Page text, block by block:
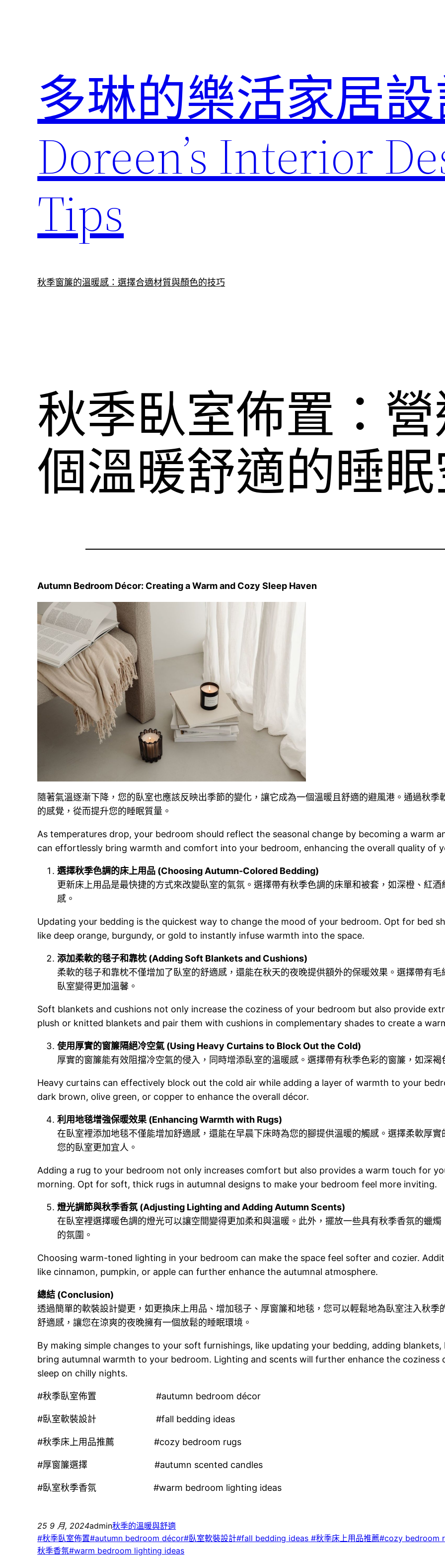
多琳的樂活家居
Doreen’s Interior
Tips
秋季窗簾的溫暖感：選擇合適材質與顏色的技巧
秋季臥室佈置：
個溫暖舒適的睡
Autumn Bedroom Décor: Creating a Warm and Cozy Sleep Haven
隨著氣溫逐漸下降，您的臥室也應該反映出季節的變化，讓它成為一個溫暖且舒適的避風港。通過秋
的感覺，從而提升您的睡眠質量。
As temperatures drop, your bedroom should reflect the seasonal change by becoming a warm
can effortlessly bring warmth and comfort into your bedroom, enhancing the overall quality of
選擇秋季色調的床上用品 (Choosing Autumn-Colored Bedding)
更新床上用品是最快捷的方式來改變臥室的氣氛。選擇帶有秋季色調的床單和被套，如深橙、紅
感。
Updating your bedding is the quickest way to change the mood of your bedroom. Opt for bed
like deep orange, burgundy, or gold to instantly infuse warmth into the space.
添加柔軟的毯子和靠枕 (Adding Soft Blankets and Cushions)
柔軟的毯子和靠枕不僅增加了臥室的舒適感，還能在秋天的夜晚提供額外的保暖效果。選擇帶有
臥室變得更加溫馨。
Soft blankets and cushions not only increase the coziness of your bedroom but also provide
plush or knitted blankets and pair them with cushions in complementary shades to create a
使用厚實的窗簾隔絕冷空氣 (Using Heavy Curtains to Block Out the Cold)
厚實的窗簾能有效阻擋冷空氣的侵入，同時增添臥室的溫暖感。選擇帶有秋季色彩的窗簾，如深
Heavy curtains can effectively block out the cold air while adding a layer of warmth to your
dark brown, olive green, or copper to enhance the overall décor.
利用地毯增強保暖效果 (Enhancing Warmth with Rugs)
在臥室裡添加地毯不僅能增加舒適感，還能在早晨下床時為您的腳提供溫暖的觸感。選擇柔軟厚
您的臥室更加宜人。
Adding a rug to your bedroom not only increases comfort but also provides a warm touch for
morning. Opt for soft, thick rugs in autumnal designs to make your bedroom feel more inviting.
燈光調節與秋季香氛 (Adjusting Lighting and Adding Autumn Scents)
在臥室裡選擇暖色調的燈光可以讓空間變得更加柔和與溫暖。此外，擺放一些具有秋季香氛的蠟
的氛圍。
Choosing warm-toned lighting in your bedroom can make the space feel softer and cozier.
like cinnamon, pumpkin, or apple can further enhance the autumnal atmosphere.
總結 (Conclusion)
透過簡單的軟裝設計變更，如更換床上用品、增加毯子、厚窗簾和地毯，您可以輕鬆地為臥室注入秋
舒適感，讓您在涼爽的夜晚擁有一個放鬆的睡眠環境。
By making simple changes to your soft furnishings, like updating your bedding, adding
bring autumnal warmth to your bedroom. Lighting and scents will further enhance the coziness
sleep on chilly nights.
#秋季臥室佈置 #autumn bedroom décor
#臥室軟裝設計 #fall bedding ideas
#秋季床上用品推薦 #cozy bedroom rugs
#厚窗簾選擇 #autumn scented candles
#臥室秋季香氛 #warm bedroom lighting ideas
25 9 月, 2024admin秋季的溫暖與舒適
#秋季臥室佈置#autumn bedroom décor#臥室軟裝設計#fall bedding ideas #秋季床上用品推薦#cozy bedroom
秋季香氛#warm bedroom lighting ideas